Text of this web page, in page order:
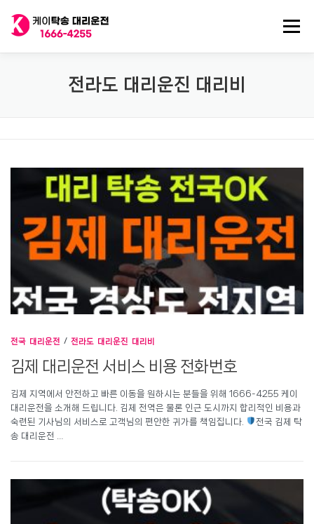
메뉴
전국 대리운전 법인대리운전 전국 탁송기사
전라도 대리운진 대리비
전국 대리운전 /전라도 대리운진 대리비
김제 대리운전 서비스 비용 전화번호
김제 지역에서 안전하고 빠른 이동을 원하시는 분들을 위해 1666-4255 케이
대리운전을 소개해 드립니다. 김제 전역은 물론 인근 도시까지 합리적인 비용과
숙련된 기사님의 서비스로 고객님의 편안한 귀가를 책임집니다.
전국 김제 탁
송 대리운전 …